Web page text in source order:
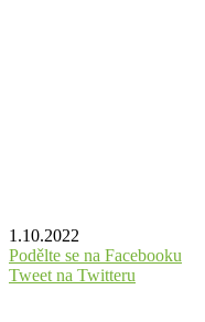
1.10.2022
Podělte se na Facebooku
Tweet na Twitteru